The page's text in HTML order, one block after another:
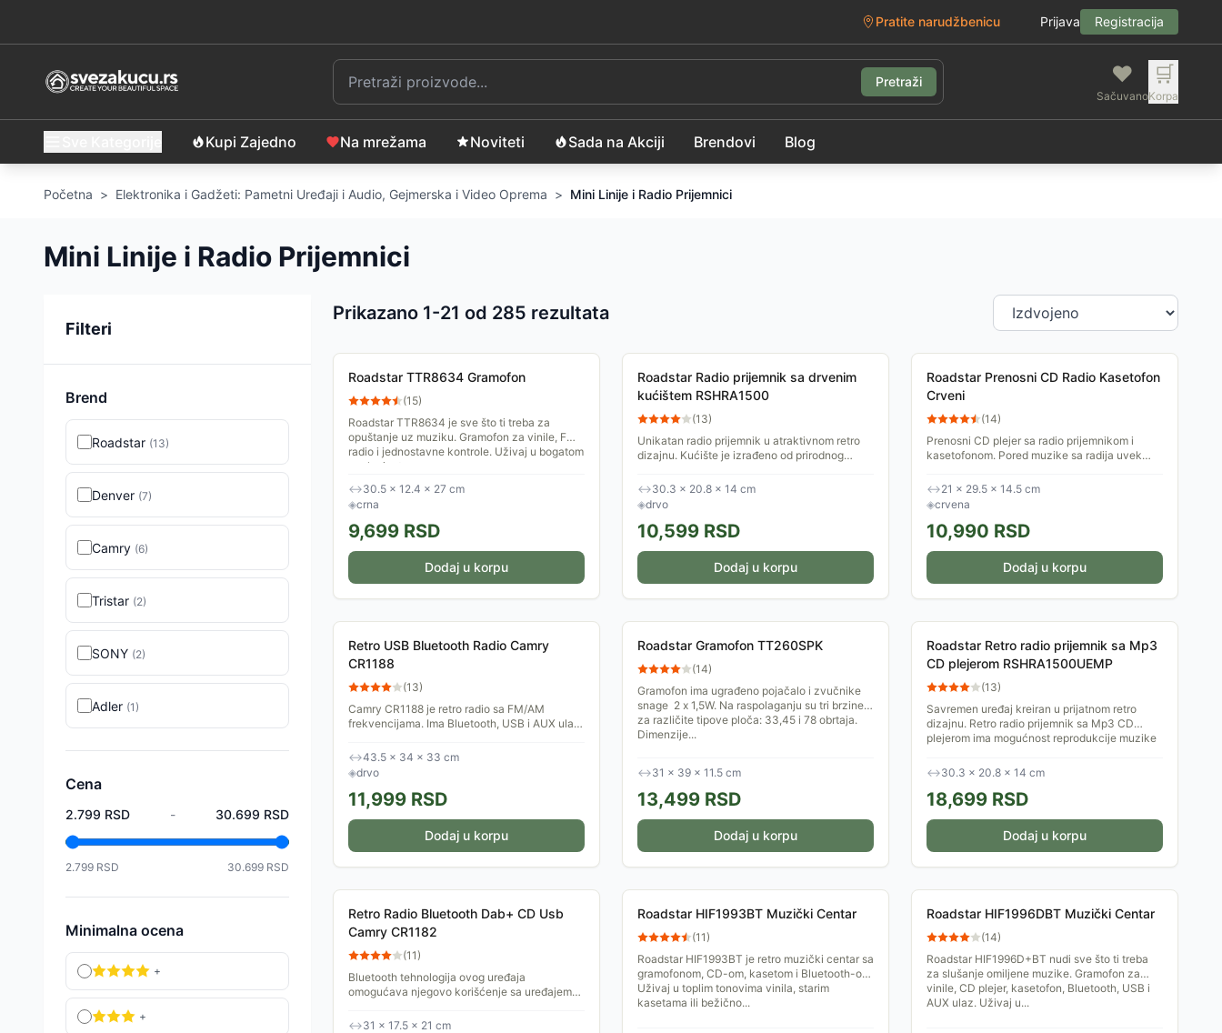
Pratite narudžbenicu Prijava Registracija
Pretraži ❤️
Sačuvano
🛒
Korpa
Kupi Zajedno Na mrežama Noviteti Sada na Akciji Brendovi Blog
Početna > Elektronika i Gadžeti: Pametni Uređaji i Audio, Gejmerska i Video Oprema > Mini Linije i Radio Prijemnici
Mini Linije i Radio Prijemnici
Filteri
Brend
Roadstar (13)
Denver (7)
Camry (6)
Tristar (2)
SONY (2)
Adler (1)
Cena
2.799 RSD - 30.699 RSD
2.799 RSD 30.699 RSD
Minimalna ocena
+
+
Prikazano 1-21 od 285 rezultata
Sortiranje proizvoda
Roadstar TTR8634 Gramofon
(15)
Roadstar TTR8634 je sve što ti treba za
opuštanje uz muziku. Gramofon za vinile, FM
radio i jednostavne kontrole. Uživaj u bogatom
zvuku i retro...
↔30.5 × 12.4 × 27 cm
◈crna
9,699 RSD
Dodaj u korpu
Roadstar Radio prijemnik sa drvenim
kućištem RSHRA1500
(13)
Unikatan radio prijemnik u atraktivnom retro
dizajnu. Kućište je izrađeno od prirodnog
108 FM. Zadivite...
↔30.3 × 20.8 × 14 cm
◈drvo
10,599 RSD
Dodaj u korpu
Roadstar Prenosni CD Radio Kasetofon
Crveni
(14)
Prenosni CD plejer sa radio prijemnikom i
kasetofonom. Pored muzike sa radija uvek
Može da radi na...
↔21 × 29.5 × 14.5 cm
◈crvena
10,990 RSD
Dodaj u korpu
Retro USB Bluetooth Radio Camry
CR1188
(13)
Camry CR1188 je retro radio sa FM/AM
frekvencijama. Ima Bluetooth, USB i AUX ulaz.
Dizajniran je u retro stilu sa...
↔43.5 × 34 × 33 cm
◈drvo
11,999 RSD
Dodaj u korpu
Roadstar Gramofon TT260SPK
(14)
Gramofon ima ugrađeno pojačalo i zvučnike
snage 2 x 1,5W. Na raspolaganju su tri brzine
za različite tipove ploča: 33,45 i 78 obrtaja.
Dimenzije...
↔31 × 39 × 11.5 cm
13,499 RSD
Dodaj u korpu
Roadstar Retro radio prijemnik sa Mp3
CD plejerom RSHRA1500UEMP
(13)
Savremen uređaj kreiran u prijatnom retro
dizajnu. Retro radio prijemnik sa Mp3 CD
plejerom ima mogućnost reprodukcije muzike
↔30.3 × 20.8 × 14 cm
18,699 RSD
Dodaj u korpu
Retro Radio Bluetooth Dab+ CD Usb
Camry CR1182
(11)
Bluetooth tehnologija ovog uređaja
omogućava njegovo korišćenje sa uređajem
tabletom ili računarom....
↔31 × 17.5 × 21 cm
Roadstar HIF1993BT Muzički Centar
(11)
Roadstar HIF1993BT je retro muzički centar sa
gramofonom, CD-om, kasetom i Bluetooth-om.
Uživaj u toplim tonovima vinila, starim
kasetama ili bežično...
Roadstar HIF1996DBT Muzički Centar
(14)
Roadstar HIF1996D+BT nudi sve što ti treba
za slušanje omiljene muzike. Gramofon za
vinile, CD plejer, kasetofon, Bluetooth, USB i
AUX ulaz. Uživaj u...